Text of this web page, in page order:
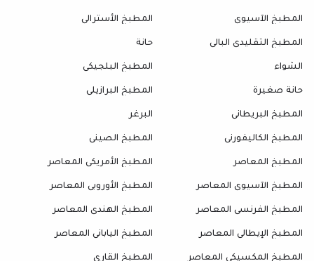
المطبخ الآسيوي
المطبخ الأسترالي
المطبخ التقليدي البالي
حانة
الشواء
المطبخ البلجيكي
حانة صغيرة
المطبخ البرازيلي
المطبخ البريطاني
البرغر
المطبخ الكاليفورني
المطبخ الصيني
المطبخ المعاصر
المطبخ الأمريكي المعاصر
المطبخ الآسيوي المعاصر
المطبخ الأوروبي المعاصر
المطبخ الفرنسي المعاصر
المطبخ الهندي المعاصر
المطبخ الإيطالي المعاصر
المطبخ الياباني المعاصر
المطبخ المكسيكي المعاصر
المطبخ القاري